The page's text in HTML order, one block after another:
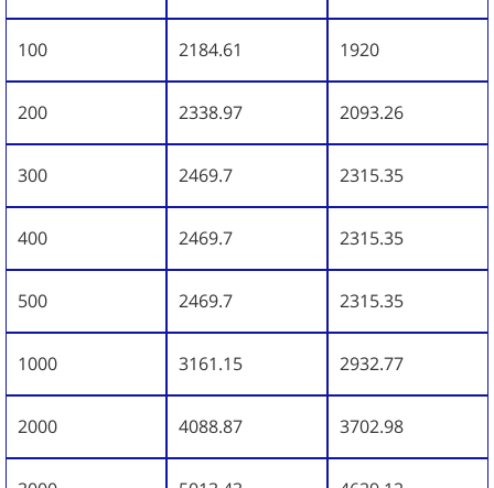
100 2184.61 1920
200 2338.97 2093.26
300 2469.7 2315.35
400 2469.7 2315.35
500 2469.7 2315.35
1000 3161.15 2932.77
2000 4088.87 3702.98